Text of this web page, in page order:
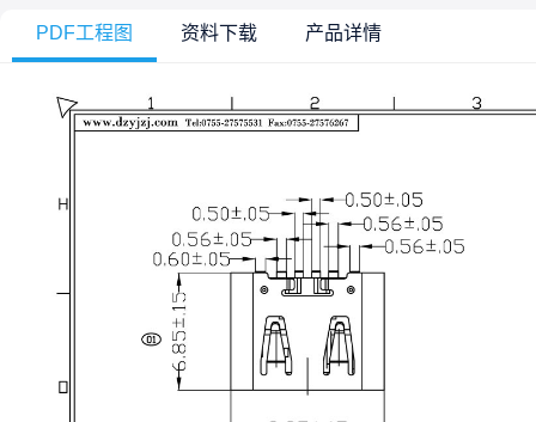
PDF工程图 资料下载 产品详情